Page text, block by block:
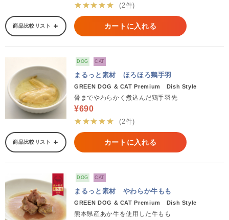
★★★★★
(2件)
商品比較リスト カートに入れる
DOG CAT
まるっと素材 ほろほろ鶏手羽
GREEN DOG & CAT Premium Dish Style
骨までやわらかく煮込んだ鶏手羽先
¥690
★★★★★
(2件)
商品比較リスト カートに入れる
DOG CAT
まるっと素材 やわらか牛もも
GREEN DOG & CAT Premium Dish Style
熊本県産あか牛を使用した牛もも